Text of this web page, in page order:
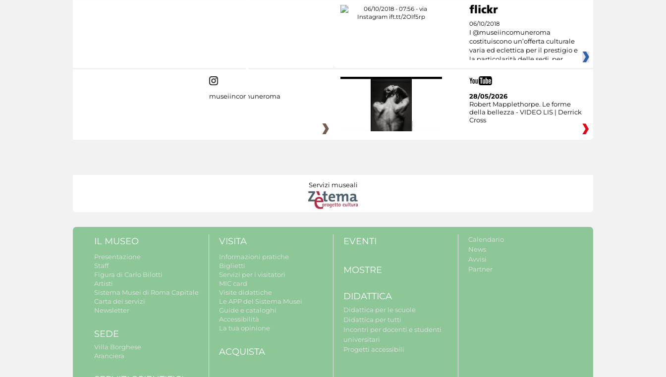
06/10/2018
I @museiincomuneroma
costituiscono un’offerta culturale
varia ed eclettica per il prestigio e
la particolarità delle sedi, per
museiincomuneroma
28/05/2026
Robert Mapplethorpe. Le forme
della bellezza - VIDEO LIS | Derrick
Cross
Servizi museali
IL MUSEO
Presentazione
Staff
Figura di Carlo Bilotti
Artisti
Sistema Musei di Roma Capitale
Carta dei servizi
Newsletter
SEDE
Villa Borghese
Aranciera
VISITA
Informazioni pratiche
Biglietti
Servizi per i visitatori
MIC card
Visite didattiche
Le APP del Sistema Musei
Guide e cataloghi
Accessibilità
La tua opinione
ACQUISTA
EVENTI
MOSTRE
DIDATTICA
Didattica per le scuole
Didattica per tutti
Incontri per docenti e studenti
universitari
Progetti accessibili
Calendario
News
Avvisi
Partner